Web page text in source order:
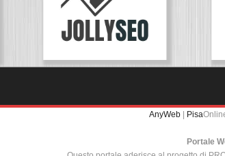
AnyWeb | Pisa
Portale